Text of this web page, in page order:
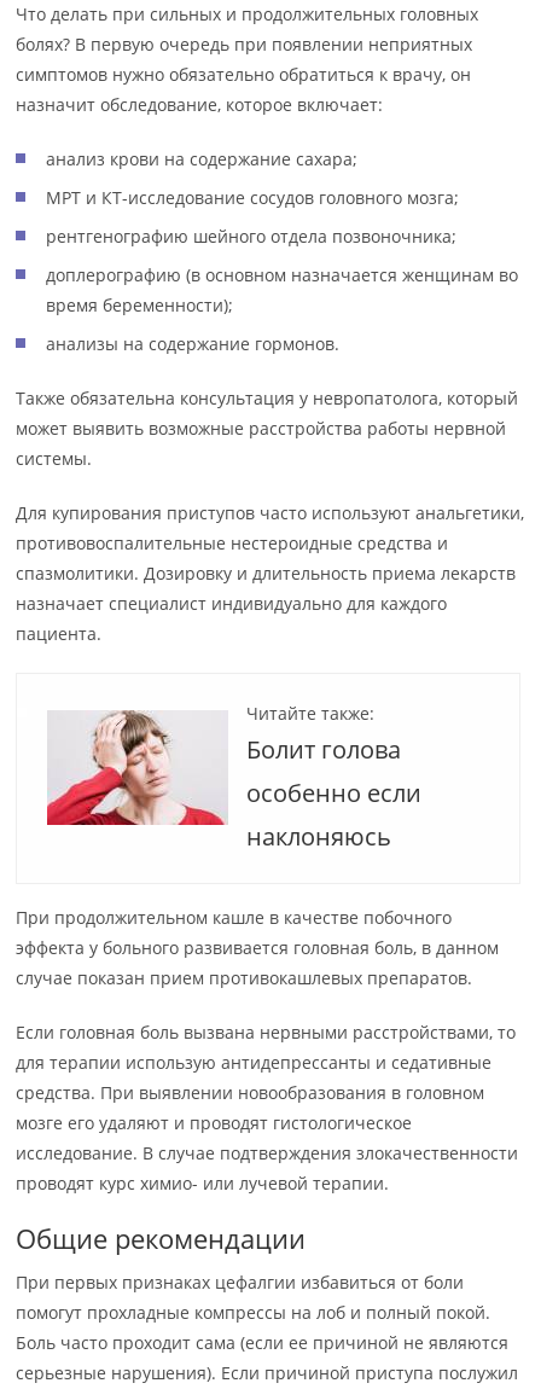
Что делать при сильных и продолжительных головных
болях? В первую очередь при появлении неприятных
симптомов нужно обязательно обратиться к врачу, он
назначит обследование, которое включает:
анализ крови на содержание сахара;
МРТ и КТ-исследование сосудов головного мозга;
рентгенографию шейного отдела позвоночника;
доплерографию (в основном назначается женщинам во
время беременности);
анализы на содержание гормонов.
Также обязательна консультация у невропатолога, который
может выявить возможные расстройства работы нервной
системы.
Для купирования приступов часто используют анальгетики,
противовоспалительные нестероидные средства и
спазмолитики. Дозировку и длительность приема лекарств
назначает специалист индивидуально для каждого
пациента.
Читайте также:
Болит голова
особенно если
наклоняюсь
При продолжительном кашле в качестве побочного
эффекта у больного развивается головная боль, в данном
случае показан прием противокашлевых препаратов.
Если головная боль вызвана нервными расстройствами, то
для терапии использую антидепрессанты и седативные
средства. При выявлении новообразования в головном
мозге его удаляют и проводят гистологическое
исследование. В случае подтверждения злокачественности
проводят курс химио- или лучевой терапии.
Общие рекомендации
При первых признаках цефалгии избавиться от боли
помогут прохладные компрессы на лоб и полный покой.
Боль часто проходит сама (если ее причиной не являются
серьезные нарушения). Если причиной приступа послужил